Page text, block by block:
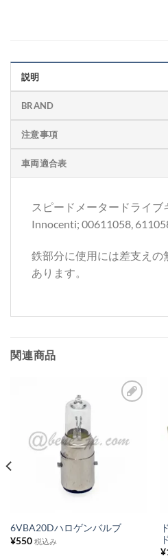
説明
BRAND
注意事項
車両適合表
スピードメータードライブ
Innocenti; 00611058,
鉄部分に使用には差支え
あります。
関連商品
ス
6VBA20Dハロゲンバルブ
¥550 税込み
¥